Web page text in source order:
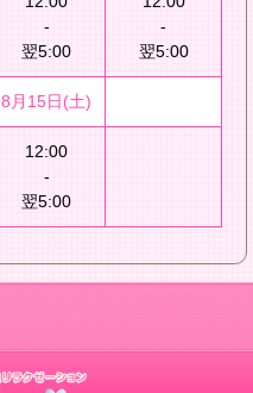
-
翌5:00
-
翌5:00
8月15日(土)
12:00
-
翌5:00